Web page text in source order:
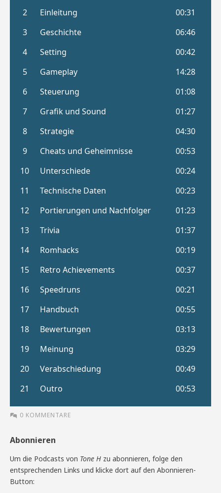
0 KOMMENTARE
Abonnieren
Um die Podcasts von Tone H zu abonnieren, folge den
entsprechenden Links und klicke dort auf den Abonnieren-
Button: